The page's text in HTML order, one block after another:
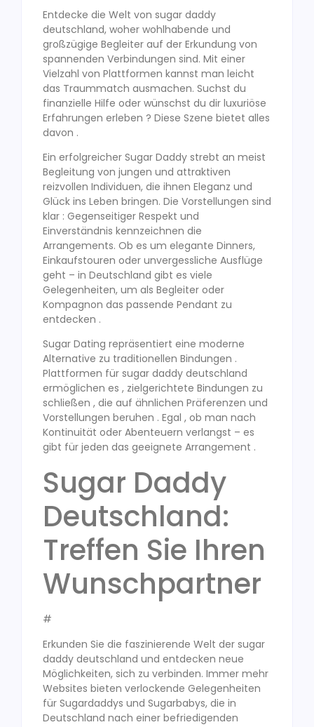
Entdecke die Welt von sugar daddy
deutschland, woher wohlhabende und
großzügige Begleiter auf der Erkundung von
spannenden Verbindungen sind. Mit einer
Vielzahl von Plattformen kannst man leicht
das Traummatch ausmachen. Suchst du
finanzielle Hilfe oder wünschst du dir luxuriöse
Erfahrungen erleben ? Diese Szene bietet alles
davon .
Ein erfolgreicher Sugar Daddy strebt an meist
Begleitung von jungen und attraktiven
reizvollen Individuen, die ihnen Eleganz und
Glück ins Leben bringen. Die Vorstellungen sind
klar : Gegenseitiger Respekt und
Einverständnis kennzeichnen die
Arrangements. Ob es um elegante Dinners,
Einkaufstouren oder unvergessliche Ausflüge
geht – in Deutschland gibt es viele
Gelegenheiten, um als Begleiter oder
Kompagnon das passende Pendant zu
entdecken .
Sugar Dating repräsentiert eine moderne
Alternative zu traditionellen Bindungen .
Plattformen für sugar daddy deutschland
ermöglichen es , zielgerichtete Bindungen zu
schließen , die auf ähnlichen Präferenzen und
Vorstellungen beruhen . Egal , ob man nach
Kontinuität oder Abenteuern verlangst – es
gibt für jeden das geeignete Arrangement .
Sugar Daddy
Deutschland:
Treffen Sie Ihren
Wunschpartner
#
Erkunden Sie die faszinierende Welt der sugar
daddy deutschland und entdecken neue
Möglichkeiten, sich zu verbinden. Immer mehr
Websites bieten verlockende Gelegenheiten
für Sugardaddys und Sugarbabys, die in
Deutschland nach einer befriedigenden